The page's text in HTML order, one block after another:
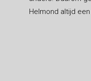
Helmond altijd